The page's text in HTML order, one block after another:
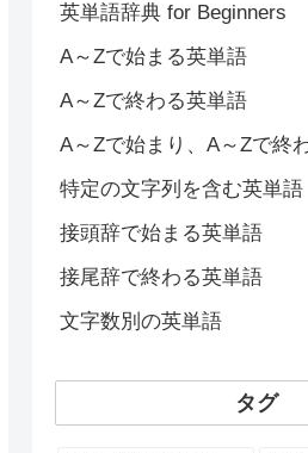
英単語辞典 for Beginners
A～Zで始まる英単語
A～Zで終わる英単語
A～Zで始まり、A～Zで終
特定の文字列を含む英単語
接頭辞で始まる英単語
接尾辞で終わる英単語
文字数別の英単語
タグ